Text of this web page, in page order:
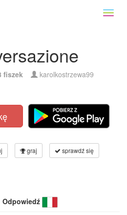
fiszek karolkostrzewa99
graj sprawdź się
Odpowiedź